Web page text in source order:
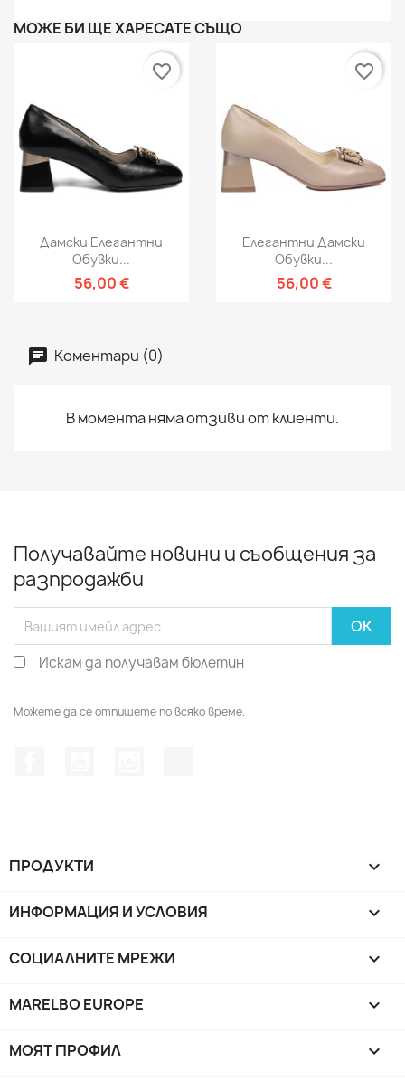
МОЖЕ БИ ЩЕ ХАРЕСАТЕ СЪЩО
Дамски Елегантни
Обувки...
56,00 €
favorite_border
Елегантни Дамски
Обувки...
56,00 €
favorite_border
Коментари (0)
В момента няма отзиви от клиенти.
Получавайте новини и съобщения за
разпродажби
Искам да получавам бюлетин
Можете да се отпишете по всяко време.
ПРОДУКТИ 
ИНФОРМАЦИЯ И УСЛОВИЯ 
СОЦИАЛНИТЕ МРЕЖИ 
MARELBO EUROPE 
МОЯТ ПРОФИЛ 